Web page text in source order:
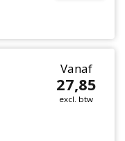
Vanaf
27,85
excl. btw